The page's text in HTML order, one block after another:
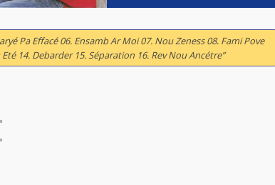
Pa Effacé 06. Ensamb Ar Moi 07. Nou Zeness 08. Fami Pove
14. Debarder 15. Séparation 16. Rev Nou Ancétre”